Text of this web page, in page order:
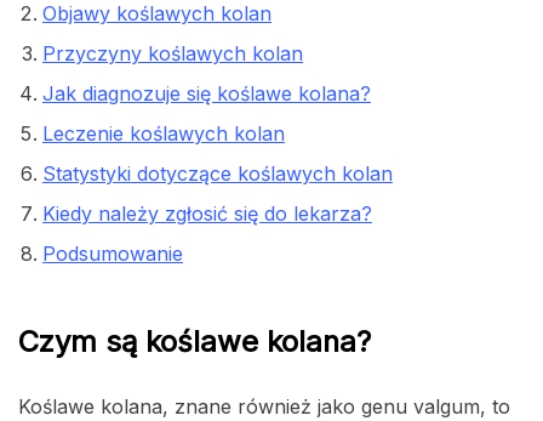
Objawy koślawych kolan
Przyczyny koślawych kolan
Jak diagnozuje się koślawe kolana?
Leczenie koślawych kolan
Statystyki dotyczące koślawych kolan
Kiedy należy zgłosić się do lekarza?
Podsumowanie
Czym są koślawe kolana?
Koślawe kolana, znane również jako genu valgum, to